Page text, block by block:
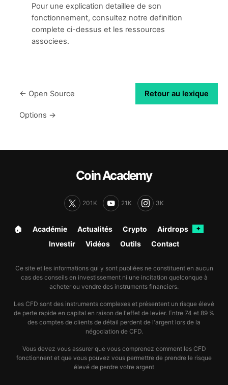
Pour une explication detaillee de son
fonctionnement, consultez notre definition
complete ci-dessus et les ressources
associees.
← Open Source Retour au lexique
Options →
Coin Academy
201K 21K 3K
🏠︎ Académie Actualités Crypto Airdrops ✦
Investir Vidéos Outils Contact
Ce site et les informations qui y sont publiées ne constituent en aucun
cas des conseils en investissement ni une incitation quelconque à
acheter ou vendre des instruments financiers.
Les CFD sont des instruments complexes et présentent un risque élevé
de perte rapide en capital en raison de l'effet de levier. Entre 74 et 89 %
des comptes de clients de détail perdent de l'argent lors de la
négociation de CFD.
Vous devez vous assurer que vous comprenez comment les CFD
fonctionnent et que vous pouvez vous permettre de prendre le risque
élevé de perdre votre argent